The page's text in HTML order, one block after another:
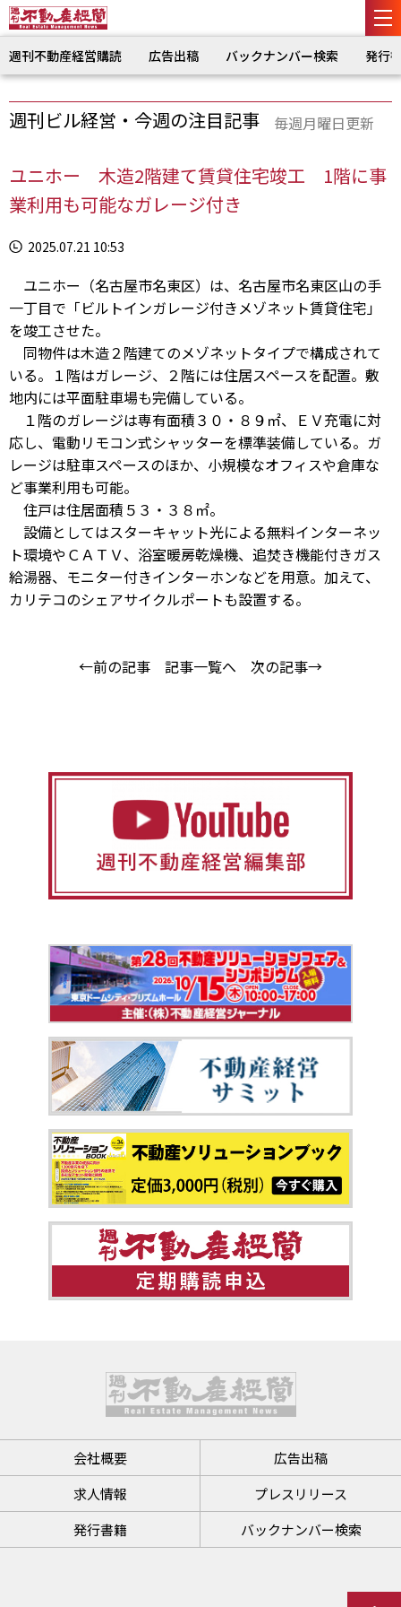
週刊不動産経営購読 広告出稿 バックナンバー検索 発行
週刊ビル経営・今週の注目記事 毎週月曜日更新
ユニホー 木造2階建て賃貸住宅竣工 1階に事
業利用も可能なガレージ付き
2025.07.21 10:53
ユニホー（名古屋市名東区）は、名古屋市名東区山の手
一丁目で「ビルトインガレージ付きメゾネット賃貸住宅」
を竣工させた。
同物件は木造２階建てのメゾネットタイプで構成されて
いる。１階はガレージ、２階には住居スペースを配置。敷
地内には平面駐車場も完備している。
１階のガレージは専有面積３０・８９㎡、ＥＶ充電に対
応し、電動リモコン式シャッターを標準装備している。ガ
レージは駐車スペースのほか、小規模なオフィスや倉庫な
ど事業利用も可能。
住戸は住居面積５３・３８㎡。
設備としてはスターキャット光による無料インターネッ
ト環境やＣＡＴＶ、浴室暖房乾燥機、追焚き機能付きガス
給湯器、モニター付きインターホンなどを用意。加えて、
カリテコのシェアサイクルポートも設置する。
←前の記事 記事一覧へ 次の記事→
会社概要
広告出稿
求人情報
プレスリリース
発行書籍
バックナンバー検索